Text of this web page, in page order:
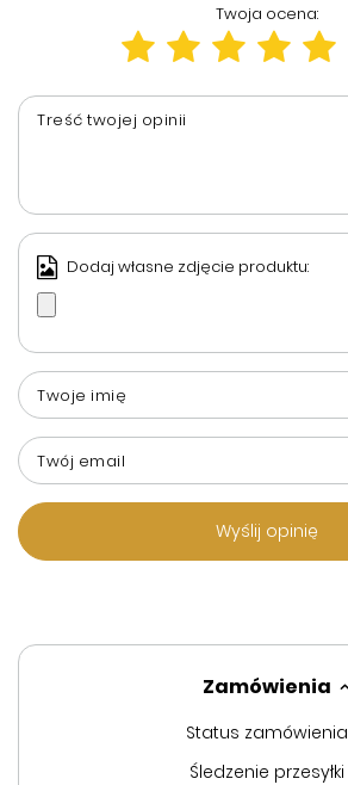
Twoja ocena:
Treść twojej opinii
Dodaj własne zdjęcie produktu:
Twoje imię
Twój email
Wyślij opinię
Zamówienia
Status zamówienia
Śledzenie przesyłki